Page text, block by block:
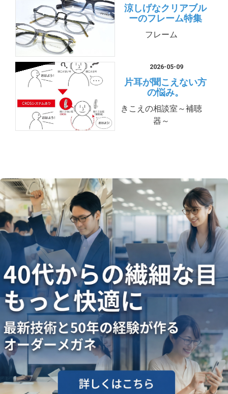
涼しげなクリアブル
ーのフレーム特集
フレーム
2026-05-09
片耳が聞こえない方
の悩み。
きこえの相談室～補聴
器～